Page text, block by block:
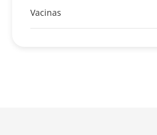
Vacinas